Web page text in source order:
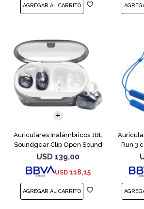
Auriculares Inalámbricos JBL
Soundgear Clip Open Sound
Blanc
USD 139,00
USD 118,15
Run 3